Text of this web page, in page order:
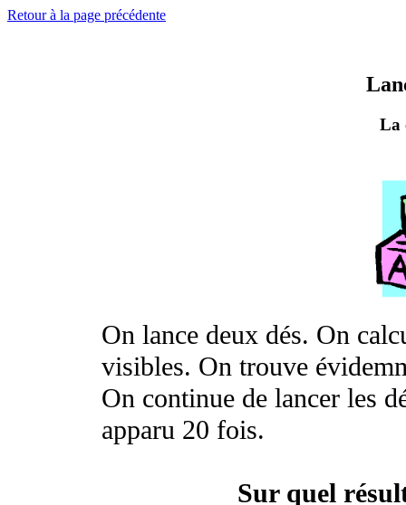
Retour à la page précédente
La
On lance deux dés. On
visibles. On trouve
On continue de lancer les
apparu 20 fois.
Sur quel